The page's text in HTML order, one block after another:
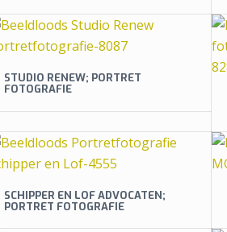
STUDIO RENEW; PORTRET
FOTOGRAFIE
SCHIPPER EN LOF ADVOCATEN;
PORTRET FOTOGRAFIE